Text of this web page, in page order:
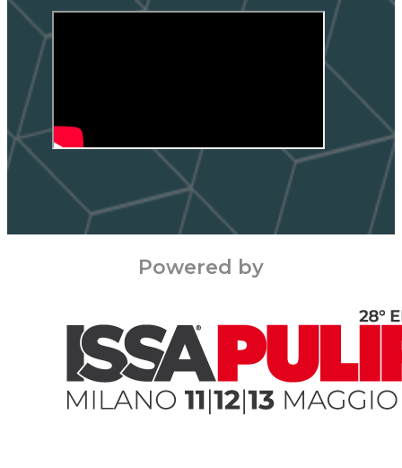
Powered by